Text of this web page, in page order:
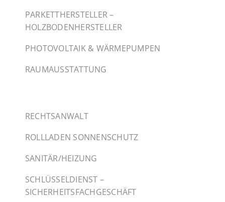
PARKETTHERSTELLER –
HOLZBODENHERSTELLER
PHOTOVOLTAIK & WÄRMEPUMPEN
RAUMAUSSTATTUNG
RECHTSANWALT
ROLLLADEN SONNENSCHUTZ
SANITÄR/HEIZUNG
SCHLÜSSELDIENST –
SICHERHEITSFACHGESCHÄFT